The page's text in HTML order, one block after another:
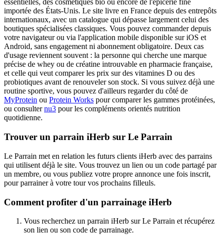
essentielles, des cosmétiques bio ou encore de l'épicerie fine
importée des États-Unis. Le site livre en France depuis des entrepôts
internationaux, avec un catalogue qui dépasse largement celui des
boutiques spécialisées classiques. Vous pouvez commander depuis
votre navigateur ou via l'application mobile disponible sur iOS et
Android, sans engagement ni abonnement obligatoire. Deux cas
d'usage reviennent souvent : la personne qui cherche une marque
précise de whey ou de créatine introuvable en pharmacie française,
et celle qui veut comparer les prix sur des vitamines D ou des
probiotiques avant de renouveler son stock. Si vous suivez déjà une
routine sportive, vous pouvez d'ailleurs regarder du côté de
MyProtein ou Protein Works pour comparer les gammes protéinées,
ou consulternu3 pour les compléments orientés nutrition
quotidienne.
Trouver un parrain iHerb sur Le Parrain
Le Parrain met en relation les futurs clients iHerb avec des parrains
qui utilisent déjà le site. Vous trouvez un lien ou un code partagé par
un membre, ou vous publiez votre propre annonce une fois inscrit,
pour parrainer à votre tour vos prochains filleuls.
Comment profiter d'un parrainage iHerb
Vous recherchez un parrain iHerb sur Le Parrain et récupérez
son lien ou son code de parrainage.